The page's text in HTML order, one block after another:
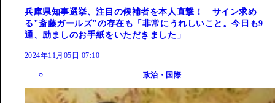
兵庫県知事選挙、注目の候補者を本人直撃！ サイン求め
る"斎藤ガールズ"の存在も「非常にうれしいこと。今日も9
通、励ましのお手紙をいただきました」
2024年11月05日 07:10
政治・国際